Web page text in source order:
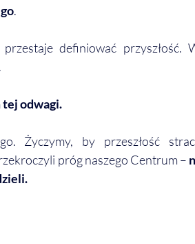
.
definiować przyszłość.
odwagi.
Życzymy, by przeszłość
próg naszego Centrum –